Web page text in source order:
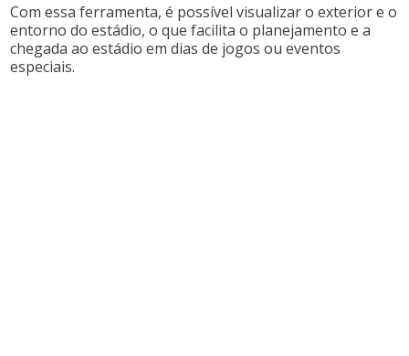
Com essa ferramenta, é possível visualizar o exterior e o
entorno do estádio, o que facilita o planejamento e a
chegada ao estádio em dias de jogos ou eventos
especiais.